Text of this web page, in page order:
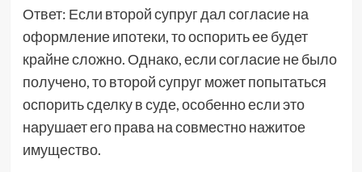
Ответ: Если второй супруг дал согласие на
оформление ипотеки, то оспорить ее будет
крайне сложно. Однако, если согласие не было
получено, то второй супруг может попытаться
оспорить сделку в суде, особенно если это
нарушает его права на совместно нажитое
имущество.